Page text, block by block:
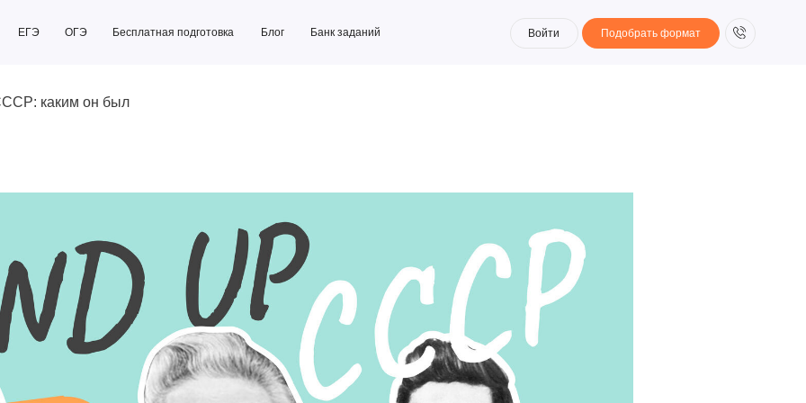
Подобрать формат
Бесплатная подготовка Блог Банк заданий
ОГЭ Подобрать формат
Бесплатная подготовка Блог Банк заданий
каким он был